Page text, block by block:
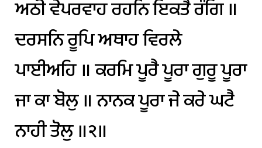
ਅਠੀਵੇਪਰਵਾਹਰਹਨਿਇਕਤੈਰੰਗਿ॥
ਦਰਸਨਿਰੂਪਿਅਥਾਹਵਿਰਲੇ
ਪਾਈਅਹਿ॥ਕਰਮਿਪੂਰੈਪੂਰਾਗੁਰੂਪੂਰਾ
ਜਾਕਾਬੋਲੁ॥ਨਾਨਕਪੂਰਾਜੇਕਰੇਘਟੈ
ਨਾਹੀਤੋਲੁ॥੨॥